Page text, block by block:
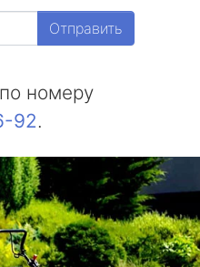
Отправить
номеру
92.